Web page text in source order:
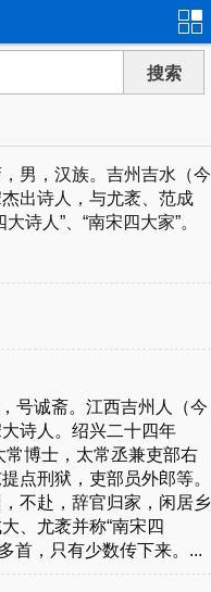
男，汉族。吉州吉水（今
出诗人，与尤袤、范成
诗人”、“南宋四大家”。
号诚斋。江西吉州人（今
诗人。绍兴二十四年
常博士，太常丞兼吏部右
点刑狱，吏部员外郎等。
不赴，辞官归家，闲居乡
、尤袤并称“南宋四
首，只有少数传下来。...